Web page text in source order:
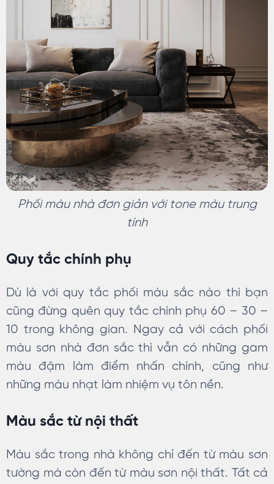
Phối màu nhà đơn giản với tone màu trung
tính
Quy tắc chính phụ
Dù là với quy tắc phối màu sắc nào thì bạn
cũng đừng quên quy tắc chính phụ 60 – 30 –
10 trong không gian. Ngay cả với cách phối
màu sơn nhà đơn sắc thì vẫn có những gam
màu đậm làm điểm nhấn chính, cũng như
những màu nhạt làm nhiệm vụ tôn nền.
Màu sắc từ nội thất
Màu sắc trong nhà không chỉ đến từ màu sơn
tường mà còn đến từ màu sơn nội thất. Tất cả